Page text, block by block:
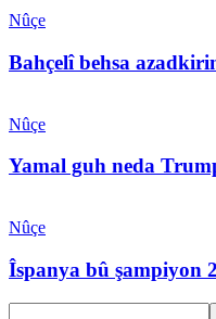
Nûçe
Bahçelî behsa
Nûçe
Yamal guh neda
Nûçe
Îspanya bû şampiyon